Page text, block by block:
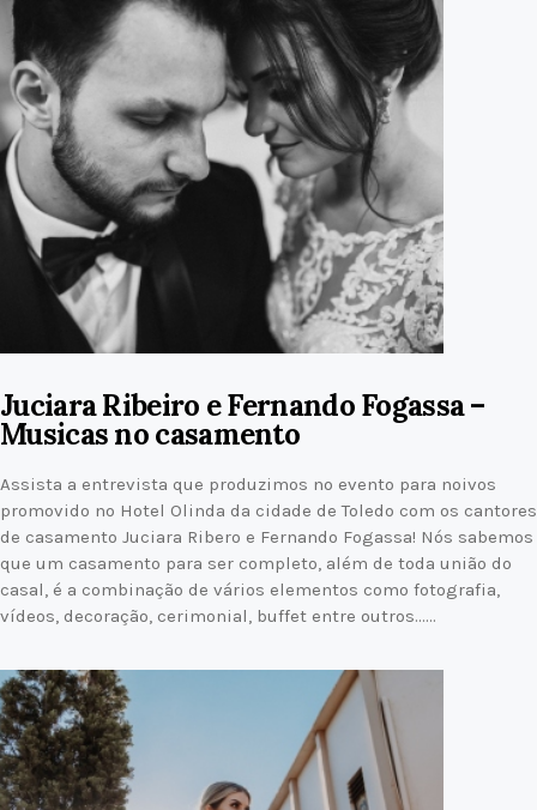
Juciara Ribeiro e Fernando Fogassa –
Musicas no casamento
Assista a entrevista que produzimos no evento para noivos
promovido no Hotel Olinda da cidade de Toledo com os cantores
de casamento Juciara Ribero e Fernando Fogassa! Nós sabemos
que um casamento para ser completo, além de toda união do
casal, é a combinação de vários elementos como fotografia,
vídeos, decoração, cerimonial, buffet entre outros……